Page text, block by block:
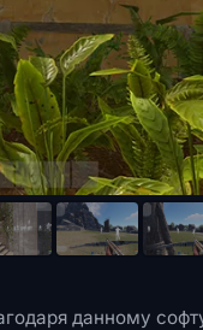
данному